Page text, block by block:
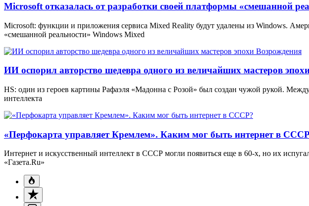
Microsoft отказалась от разработки своей платформы «смешанной
Microsoft: функции и приложения сервиса Mixed Reality будут удалены из Windows.
«смешанной реальности» Windows Mixed
ИИ оспорил авторство шедевра одного из величайших мастеров
HS: один из героев картины Рафаэля «Мадонна с Розой» был создан чужой рукой.
интеллекта
«Перфокарта управляет Кремлем». Каким мог быть интернет в
Интернет и искусственный интеллект в СССР могли появиться еще в 60-х, но их
«Газета.Ru»